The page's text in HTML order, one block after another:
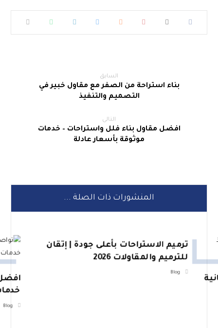
السابق
بناء استراحة من الصفر مع مقاول خبير في
التصميم والتنفيذ
التالى
افضل مقاول بناء فلل واستراحات – خدمات
موثوقة بأسعار عادلة
المنشورات ذات الصلة ...
ترميم الاستراحات بأعلى جودة | إتقان
للترميم والمقاولات 2026
Blog
Blog